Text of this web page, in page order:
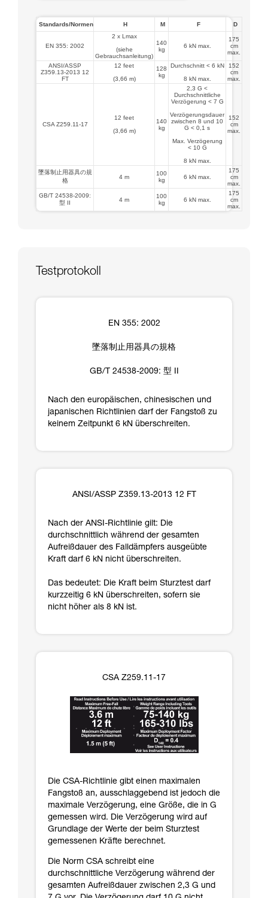
Standards/Normen H M F D
EN 355: 2002
2 x Lmax
(siehe
Gebrauchsanleitung)
140
kg
6 kN max.
175
cm
max.
ANSI/ASSP
Z359.13-2013 12
FT
12 feet
(3,66 m)
128
kg
Durchschnitt < 6 kN
8 kN max.
152
cm
max.
CSA Z259.11-17
12 feet
(3,66 m)
140
kg
2,3 G <
Durchschnittliche
Verzögerung < 7 G
Verzögerungsdauer
zwischen 8 und 10
G < 0,1 s
Max. Verzögerung
< 10 G
8 kN max.
152
cm
max.
墜落制止用器具の規
格
4 m
100
kg
6 kN max.
175
cm
max.
GB/T 24538-2009:
型 II
4 m
100
kg
6 kN max.
175
cm
max.
Testprotokoll
EN 355: 2002
墜落制止用器具の規格
GB/T 24538-2009: 型 II
Nach den europäischen, chinesischen und
japanischen Richtlinien darf der Fangstoß zu
keinem Zeitpunkt 6 kN überschreiten.
ANSI/ASSP Z359.13-2013 12 FT
Nach der ANSI-Richtlinie gilt: Die
durchschnittlich während der gesamten
Aufreißdauer des Falldämpfers ausgeübte
Kraft darf 6 kN nicht überschreiten.
Das bedeutet: Die Kraft beim Sturztest darf
kurzzeitig 6 kN überschreiten, sofern sie
nicht höher als 8 kN ist.
CSA Z259.11-17
Die CSA-Richtlinie gibt einen maximalen
Fangstoß an, ausschlaggebend ist jedoch die
maximale Verzögerung, eine Größe, die in G
gemessen wird. Die Verzögerung wird auf
Grundlage der Werte der beim Sturztest
gemessenen Kräfte berechnet.
Die Norm CSA schreibt eine
durchschnittliche Verzögerung während der
gesamten Aufreißdauer zwischen 2,3 G und